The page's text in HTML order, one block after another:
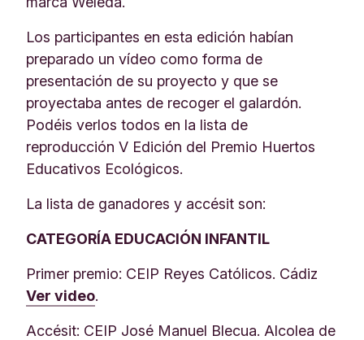
Los participantes en esta edición habían
preparado un vídeo como forma de
presentación de su proyecto y que se
proyectaba antes de recoger el galardón.
Podéis verlos todos en la lista de
reproducción V Edición del Premio Huertos
Educativos Ecológicos.
La lista de ganadores y accésit son:
CATEGORÍA EDUCACIÓN INFANTIL
Primer premio: CEIP Reyes Católicos. Cádiz
Ver video.
Accésit: CEIP José Manuel Blecua. Alcolea de